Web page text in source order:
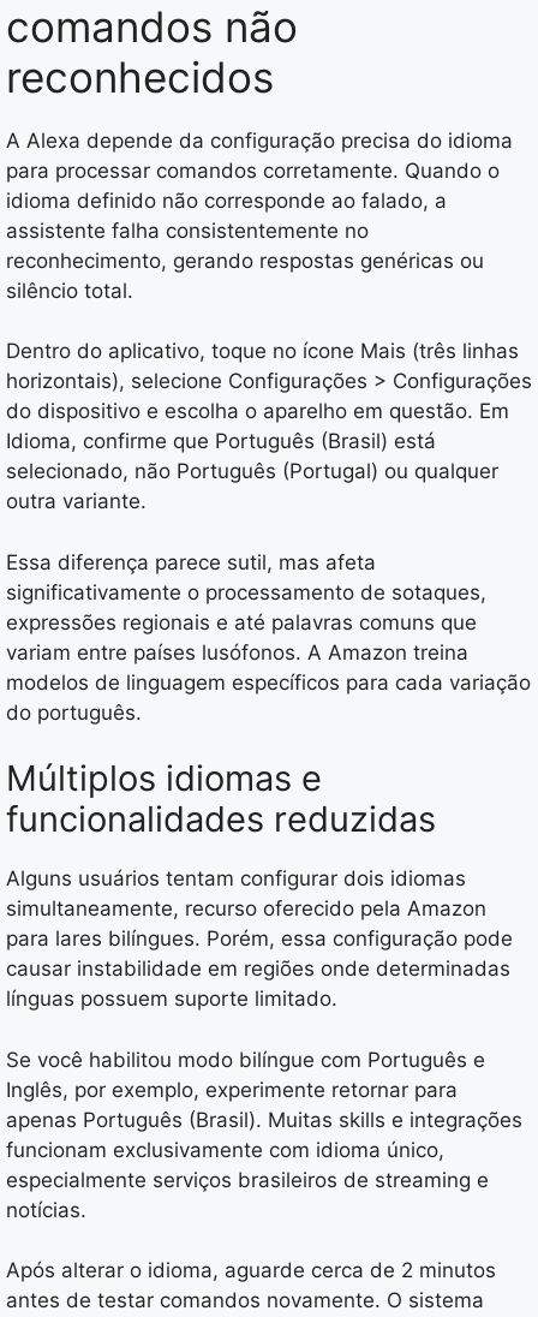
comandos não
reconhecidos
A Alexa depende da configuração precisa do idioma
para processar comandos corretamente. Quando o
idioma definido não corresponde ao falado, a
assistente falha consistentemente no
reconhecimento, gerando respostas genéricas ou
silêncio total.
Dentro do aplicativo, toque no ícone Mais (três linhas
horizontais), selecione Configurações > Configurações
do dispositivo e escolha o aparelho em questão. Em
Idioma, confirme que Português (Brasil) está
selecionado, não Português (Portugal) ou qualquer
outra variante.
Essa diferença parece sutil, mas afeta
significativamente o processamento de sotaques,
expressões regionais e até palavras comuns que
variam entre países lusófonos. A Amazon treina
modelos de linguagem específicos para cada variação
do português.
Múltiplos idiomas e
funcionalidades reduzidas
Alguns usuários tentam configurar dois idiomas
simultaneamente, recurso oferecido pela Amazon
para lares bilíngues. Porém, essa configuração pode
causar instabilidade em regiões onde determinadas
línguas possuem suporte limitado.
Se você habilitou modo bilíngue com Português e
Inglês, por exemplo, experimente retornar para
apenas Português (Brasil). Muitas skills e integrações
funcionam exclusivamente com idioma único,
especialmente serviços brasileiros de streaming e
notícias.
Após alterar o idioma, aguarde cerca de 2 minutos
antes de testar comandos novamente. O sistema